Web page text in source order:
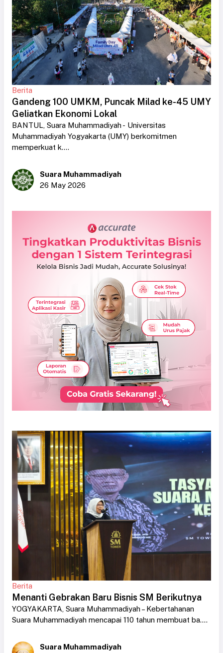
Berita
Gandeng 100 UMKM, Puncak Milad ke-45 UMY
Geliatkan Ekonomi Lokal
BANTUL, Suara Muhammadiyah - Universitas
Muhammadiyah Yogyakarta (UMY) berkomitmen
memperkuat k....
Suara Muhammadiyah
26 May 2026
Berita
Menanti Gebrakan Baru Bisnis SM Berikutnya
YOGYAKARTA, Suara Muhammadiyah – Kebertahanan
Suara Muhammadiyah mencapai 110 tahun membuat ba....
Suara Muhammadiyah